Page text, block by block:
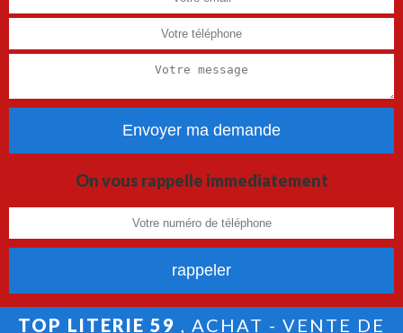
On vous rappelle immediatement
TOP LITERIE 59 , ACHAT - VENTE DE